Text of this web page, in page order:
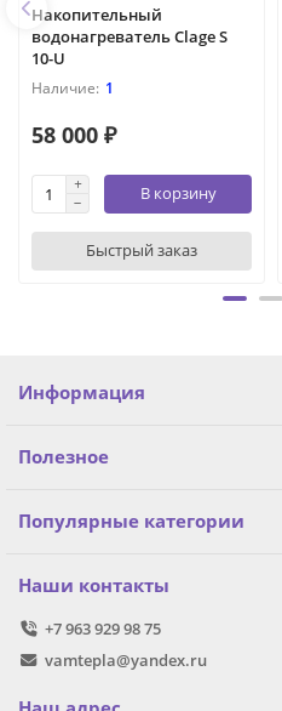
Накопительный
водонагреватель Clage S
10-U
1
58 000 ₽
В корзину
Быстрый заказ
Информация
Полезное
Популярные категории
Наши контакты
+7 963 929 98 75
vamtepla@yandex.ru